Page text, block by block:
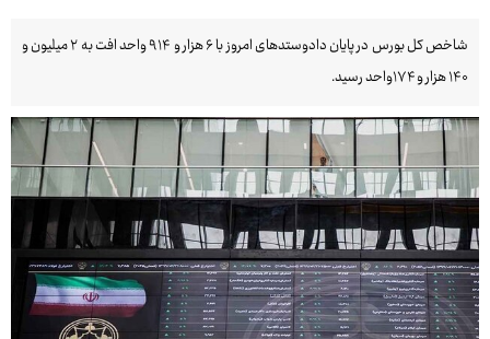
شاخص کل بورس در پایان دادوستدهای امروز با ۶ هزار و ۹۱۴ واحد افت به ۲ میلیون و
۱۴۰ هزار و ۱۷۴واحد رسید.